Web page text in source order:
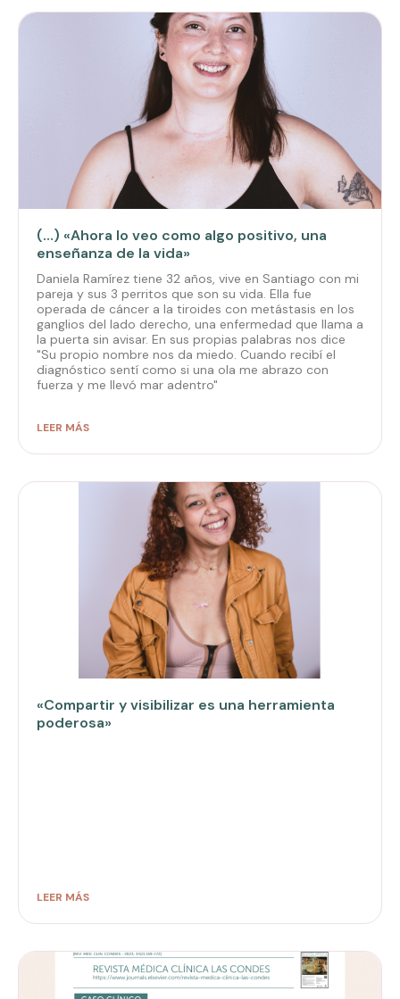
(…) «Ahora lo veo como algo positivo, una
enseñanza de la vida»
Daniela Ramírez tiene 32 años, vive en Santiago con mi
pareja y sus 3 perritos que son su vida. Ella fue
operada de cáncer a la tiroides con metástasis en los
ganglios del lado derecho, una enfermedad que llama a
la puerta sin avisar. En sus propias palabras nos dice
"Su propio nombre nos da miedo. Cuando recibí el
diagnóstico sentí como si una ola me abrazo con
fuerza y me llevó mar adentro"
LEER MÁS
«Compartir y visibilizar es una herramienta
poderosa»
LEER MÁS